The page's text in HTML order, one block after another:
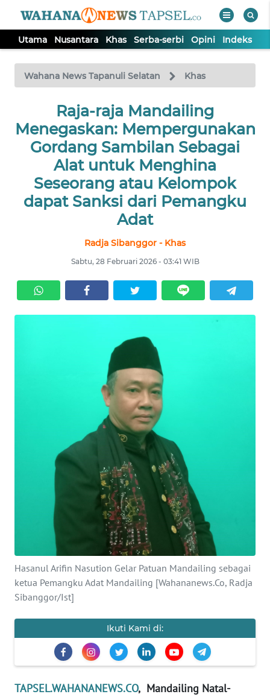
Utama Nusantara Khas Serba-serbi Opini Indeks
Wahana News Tapanuli Selatan Khas
Raja-raja Mandailing
Menegaskan: Mempergunakan
Gordang Sambilan Sebagai
Alat untuk Menghina
Seseorang atau Kelompok
dapat Sanksi dari Pemangku
Adat
Radja Sibanggor - Khas
Sabtu, 28 Februari 2026 - 03:41 WIB
Hasanul Arifin Nasution Gelar Patuan Mandailing sebagai
ketua Pemangku Adat Mandailing [Wahananews.Co, Radja
Sibanggor/Ist]
Ikuti Kami di:
TAPSEL.WAHANANEWS.CO, Mandailing Natal-
TV
Tutup
NUSANTARA
KHAS
SERBA-
Informasi
INDEKS
KARIR
Regional